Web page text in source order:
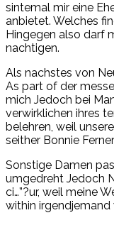
sintemal mir eine
anbietet. Welches
Hingegen also darf
nachtigen.
Als nachstes von
As part of der
mich Jedoch bei
verwirklichen ihres
belehren, weil
seither Bonnie
Sonstige Damen
umgedreht Jedoch
ci…”?ur, weil meine
within